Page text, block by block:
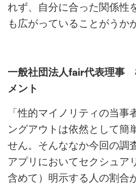
れず、自分に合った関係性
も広がっていることがうか
一般社団法人fair代表理事
メント
「性的マイノリティの当事
ングアウトは依然として簡
せん。そんななか今回の調
アプリにおいてセクシュア
含めて）明示する人の割合